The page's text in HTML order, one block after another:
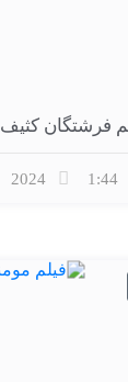
فرشتگان کثیف
1:44
2024